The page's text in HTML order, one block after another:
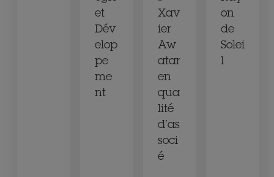
et
Dév
elop
pe
me
nt
Xav
ier
Aw
atar
en
qua
lité
d’as
soci
é
on
de
Solei
l